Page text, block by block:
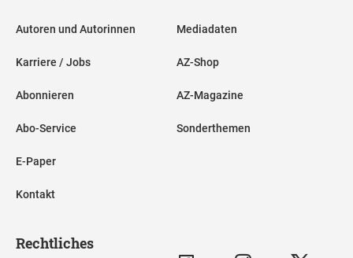
Autoren und Autorinnen
Karriere / Jobs
Abonnieren
Abo-Service
E-Paper
Kontakt
Mediadaten
AZ-Shop
AZ-Magazine
Sonderthemen
Rechtliches